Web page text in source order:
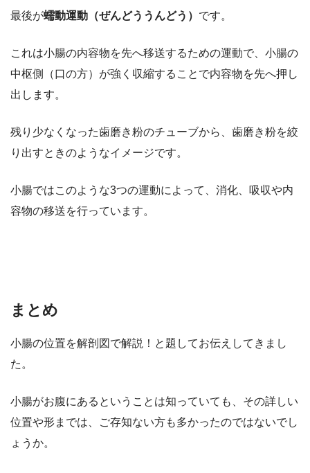
最後が蠕動運動（ぜんどううんどう） です。
これは小腸の内容物を先へ移送するための運動で、小腸の
中枢側（口の方）が強く収縮することで内容物を先へ押し
出します。
残り少なくなった歯磨き粉のチューブから、歯磨き粉を絞
り出すときのようなイメージです。
小腸ではこのような3つの運動によって、消化、吸収や内
容物の移送を行っています。
まとめ
小腸の位置を解剖図で解説！と題してお伝えしてきまし
た。
小腸がお腹にあるということは知っていても、その詳しい
位置や形までは、ご存知ない方も多かったのではないでし
ょうか。